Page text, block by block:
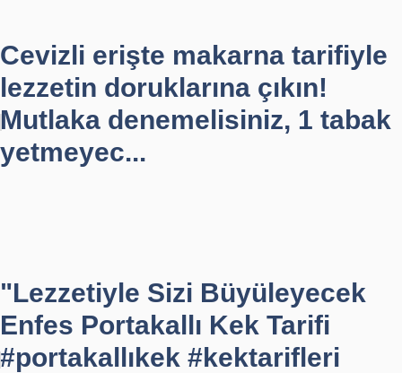
Cevizli erişte makarna tarifiyle
lezzetin doruklarına çıkın!
Mutlaka denemelisiniz, 1 tabak
yetmeyec...
"Lezzetiyle Sizi Büyüleyecek
Enfes Portakallı Kek Tarifi
#portakallıkek #kektarifleri